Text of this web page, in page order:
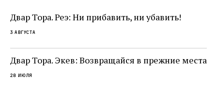
не просто покровитель переводчиков,
окружённый книгами. Перед нами человек,
одно решение которого вызвало возмущение
целой общины и стало частью многовекового
спора о том, кому принадлежит последнее
слово в переводе Библии
Двар Тора. Реэ: Ни прибавить, ни убавить!
3 августа
Двар Тора. Экев: Возвращайся в прежние места
28 июля